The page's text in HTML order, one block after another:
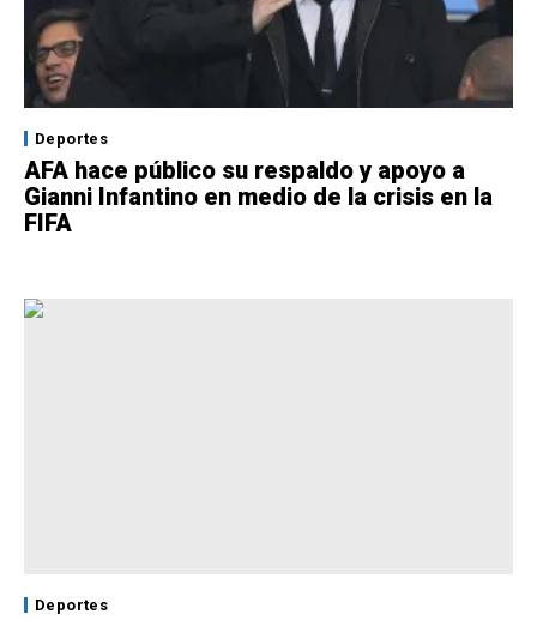
Deportes
AFA hace público su respaldo y apoyo a
Gianni Infantino en medio de la crisis en la
FIFA
Deportes